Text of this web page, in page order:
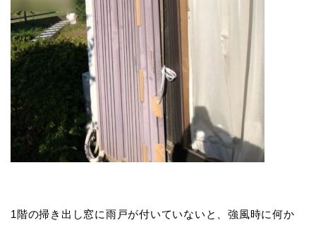
1階の掃き出し窓に雨戸が付いていないと、強風時に何か